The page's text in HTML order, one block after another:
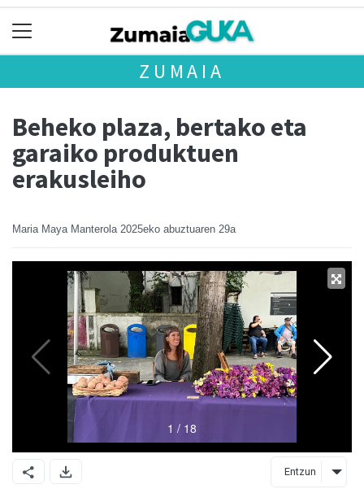
ZUMAIA
Beheko plaza, bertako eta
garaiko produktuen
erakusleiho
Maria Maya Manterola 2025eko abuztuaren 29a
Entzun